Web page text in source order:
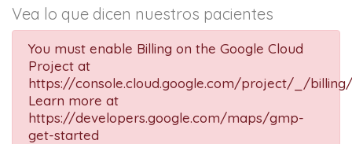
Vea lo que dicen nuestros pacientes
You must enable Billing on the Google Cloud
Project at
https://console.cloud.google.com/project/_/
Learn more at
https://developers.google.com/maps/gmp-
get-started